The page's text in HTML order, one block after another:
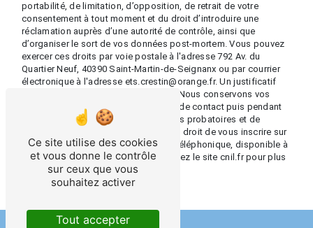
portabilité, de limitation, d’opposition, de retrait de votre
consentement à tout moment et du droit d’introduire une
réclamation auprès d’une autorité de contrôle, ainsi que
d’organiser le sort de vos données post-mortem. Vous pouvez
exercer ces droits par voie postale à l'adresse 792 Av. du
Quartier Neuf, 40390 Saint-Martin-de-Seignanx ou par courrier
électronique à l'adresse ets.crestin@orange.fr. Un justificatif
d'identité pourra vous être demandé. Nous conservons vos
données pendant la période de prise de contact puis pendant
la durée de prescription légale aux fins probatoires et de
gestion des contentieux. Vous avez le droit de vous inscrire sur
la liste d'opposition au démarchage téléphonique, disponible à
cette adresse:Bloctel.gouv.fr. Consultez le site cnil.fr pour plus
d’informations sur vos droits.
Ce site utilise des cookies
et vous donne le contrôle
sur ceux que vous
souhaitez activer
Tout accepter